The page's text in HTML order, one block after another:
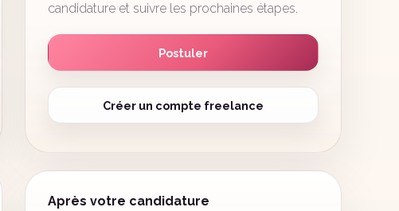
candidature et suivre les prochaines étapes.
Postuler
Créer un compte freelance
Après votre candidature